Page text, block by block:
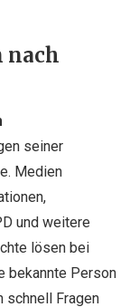
nach
seiner
Medien
und weitere
lösen bei
bekannte Person
schnell Fragen